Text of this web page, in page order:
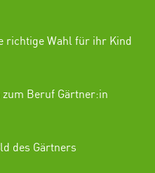
richtige Wahl für ihr Kind
Beruf Gärtner:in
des Gärtners